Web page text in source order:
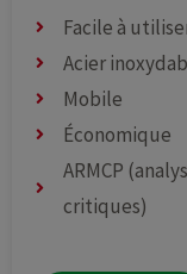
Facile à
Acier
Mobile
Économique
ARMCP
critiques)